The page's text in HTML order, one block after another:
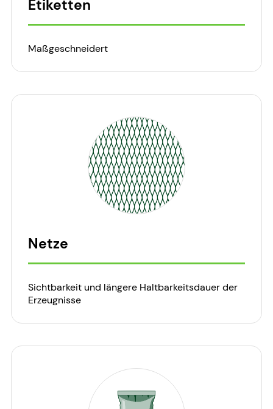
Etiketten
Maßgeschneidert
Netze
Sichtbarkeit und längere Haltbarkeitsdauer der
Erzeugnisse